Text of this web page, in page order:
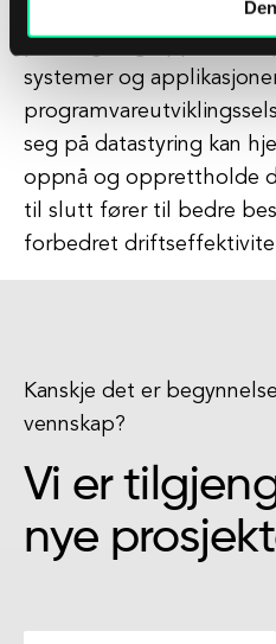
bedrifter sikre at
pålitelige og oppdaterte
systemer og
seg på datastyring kan
oppnå og opprettholde
til slutt fører til bedre
forbedret
Kanskje det er
vennskap?
Vi er
nye